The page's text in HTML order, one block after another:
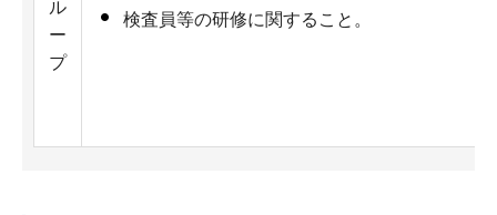
ル
ー
プ
検査員等の研修に関すること。